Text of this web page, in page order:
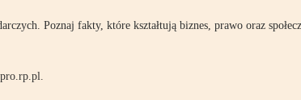
Poznaj fakty, które kształtują biznes, prawo oraz